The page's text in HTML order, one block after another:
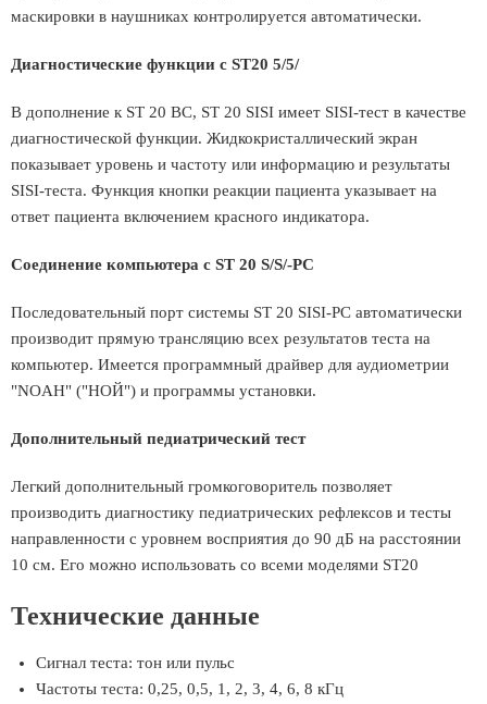
маскировки в наушниках контролируется автоматически.
Диагностические функции с ST20 5/5/
В дополнение к ST 20 ВС, ST 20 SISI имеет SISI-тест в качестве
диагностической функции. Жидкокристаллический экран
показывает уровень и частоту или информацию и результаты
SISI-теста. Функция кнопки реакции пациента указывает на
ответ пациента включением красного индикатора.
Соединение компьютера с ST 20 S/S/-PC
Последовательный порт системы ST 20 SISI-PC автоматически
производит прямую трансляцию всех результатов теста на
компьютер. Имеется программный драйвер для аудиометрии
"NOAH" ("НОЙ") и программы установки.
Дополнительный педиатрический тест
Легкий дополнительный громкоговоритель позволяет
производить диагностику педиатрических рефлексов и тесты
направленности с уровнем восприятия до 90 дБ на расстоянии
10 см. Его можно использовать со всеми моделями ST20
Технические данные
Сигнал теста: тон или пульс
Частоты теста: 0,25, 0,5, 1, 2, 3, 4, 6, 8 кГц